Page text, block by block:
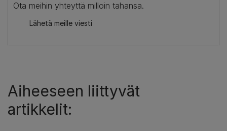
Ota meihin yhteyttä milloin tahansa.
Lähetä meille viesti
Aiheeseen liittyvät
artikkelit: